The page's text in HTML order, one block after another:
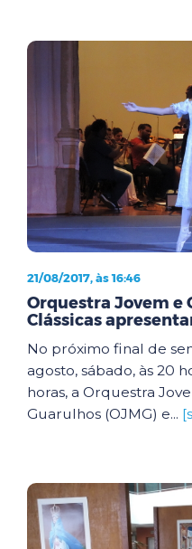
21/08/2017, às 16:46
Orquestra Jovem e
Clássicas
No próximo final de
agosto, sábado, às 20
horas, a Orquestra
Guarulhos (OJMG) e...